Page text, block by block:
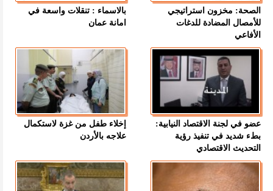
الصحة: مخزون استراتيجي
للأمصال المضادة للدغات
الأفاعي
بالاسماء : تنقلات واسعة في
امانة عمان
عضو في لجنة الاقتصاد النيابية:
بطء شديد في تنفيذ رؤية
التحديث الاقتصادي
إخلاء طفل من غزة لاستكمال
علاجه بالأردن